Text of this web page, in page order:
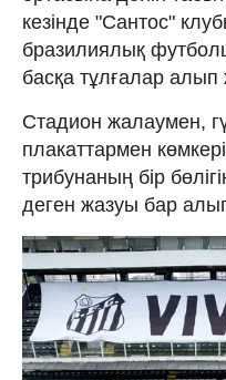
кезінде "Сантос"
бразилиялық
басқа тұлғалар алып
Стадион жалаумен,
плакаттармен
трибунаның бір
деген жазуы бар